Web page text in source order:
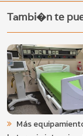
Tambi�n te
Más